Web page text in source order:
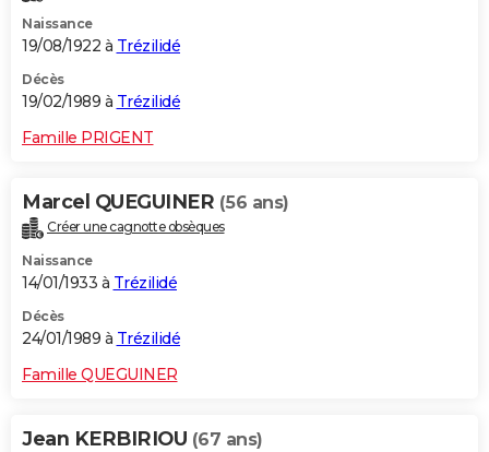
Naissance
19/08/1922 à Trézilidé
Décès
19/02/1989 à Trézilidé
Famille PRIGENT
Marcel QUEGUINER (56 ans)
Créer une cagnotte obsèques
Naissance
14/01/1933 à Trézilidé
Décès
24/01/1989 à Trézilidé
Famille QUEGUINER
Jean KERBIRIOU (67 ans)